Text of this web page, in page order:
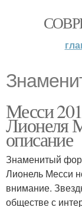
Месси
Лионеля
описание
Знаменитый
Лионель Месси
внимание.
обществе с